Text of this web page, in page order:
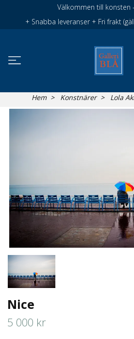
Välkommen till konsten
+ Snabba leveranser + Fri frakt
Hem Konstnärer Lola
Nice
5 000 kr